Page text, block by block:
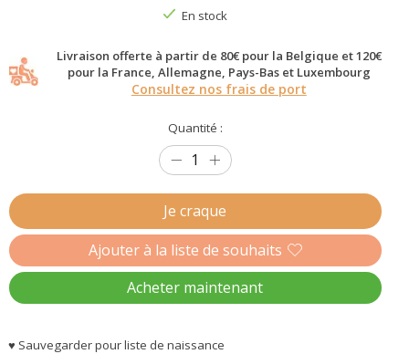
En stock
Livraison offerte à partir de 80€ pour la Belgique et 120€
pour la France, Allemagne, Pays-Bas et Luxembourg
Consultez nos frais de port
Quantité :
Je craque
Ajouter à la liste de souhaits
Acheter maintenant
♥ Sauvegarder pour liste de naissance